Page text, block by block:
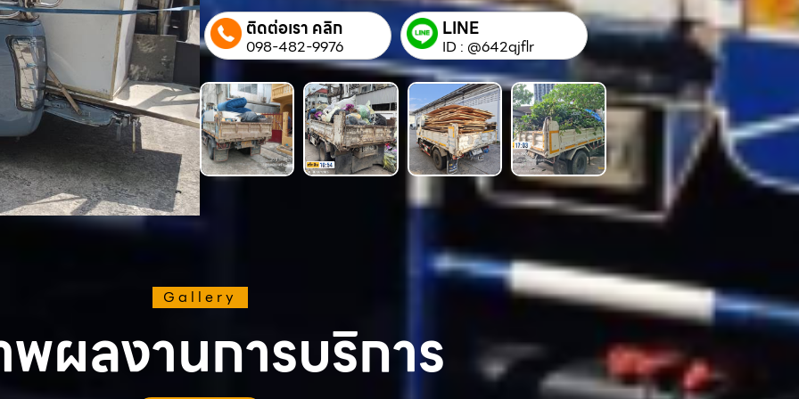
ติดต่อเรา คลิก
098-482-9976
LINE
ID : @642qjflr
Gallery
ผลงานการบริการ